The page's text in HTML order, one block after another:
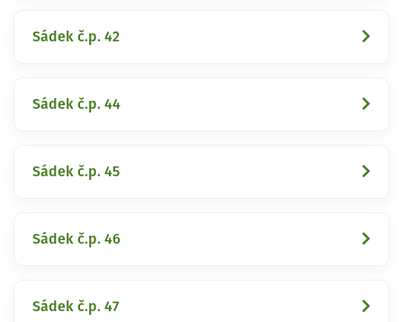
Sádek č.p. 42
Sádek č.p. 44
Sádek č.p. 45
Sádek č.p. 46
Sádek č.p. 47